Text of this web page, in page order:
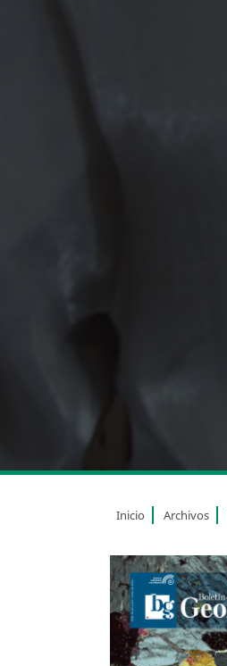
Inicio Archivos